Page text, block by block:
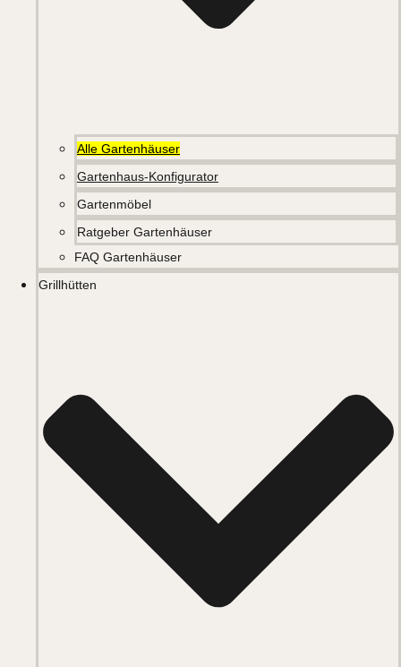
Alle Gartenhäuser
Gartenhaus-Konfigurator
Gartenmöbel
Ratgeber Gartenhäuser
FAQ Gartenhäuser
Grillhütten